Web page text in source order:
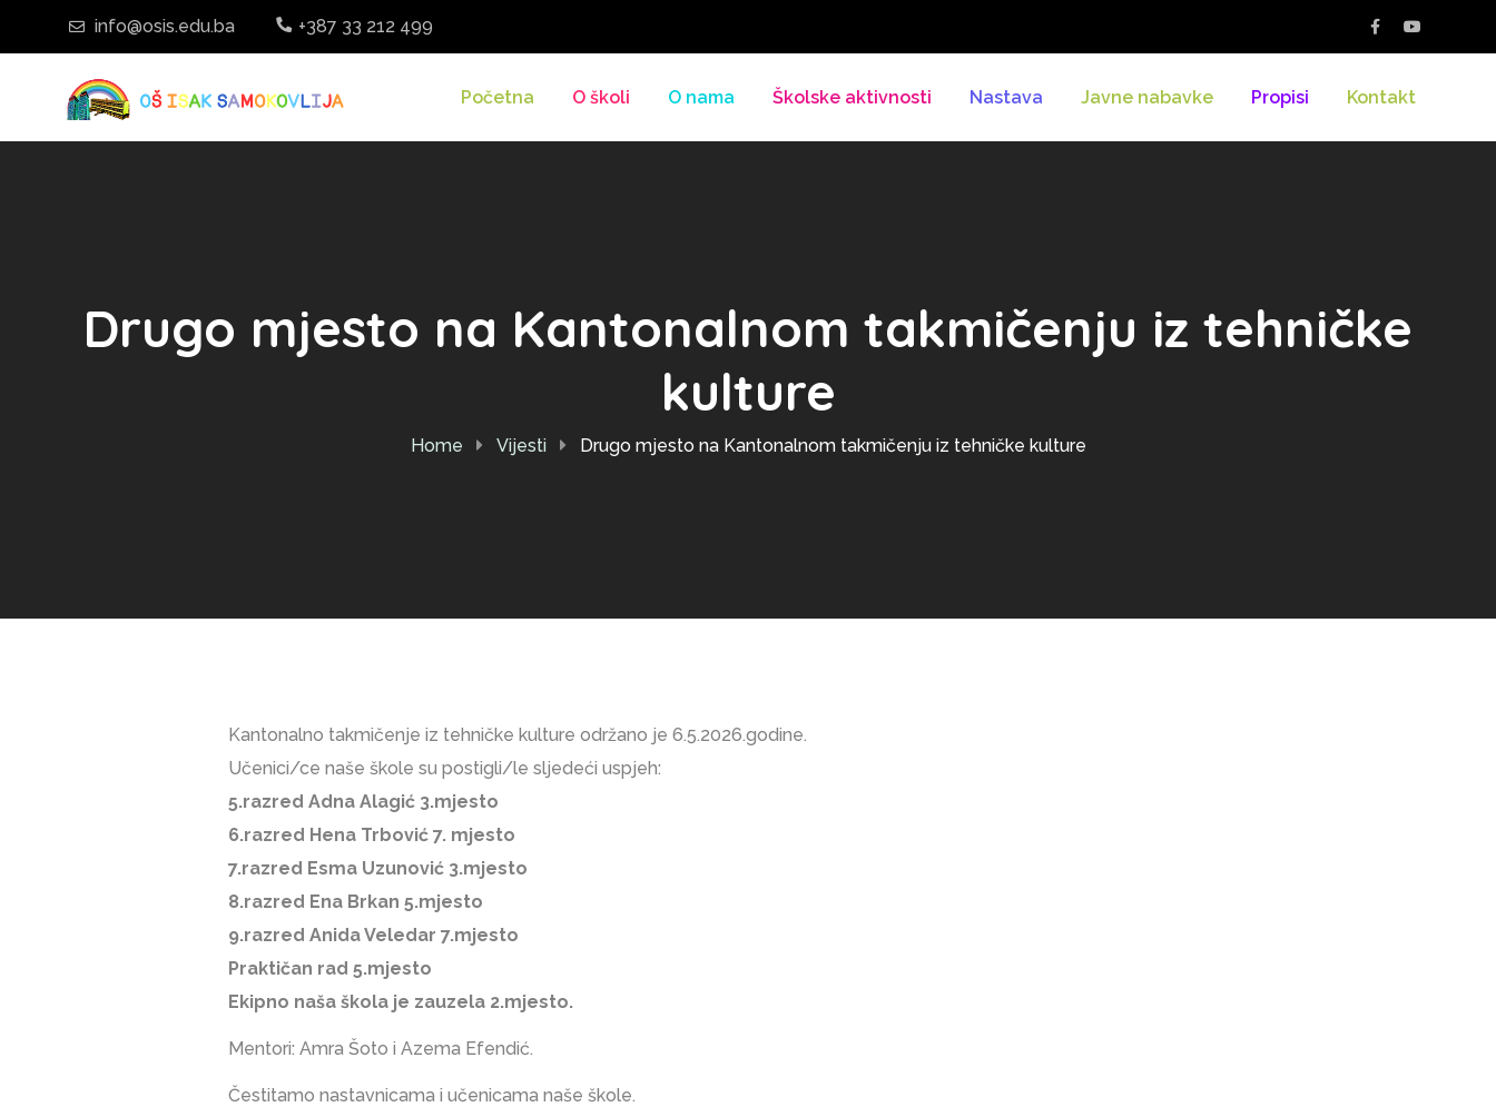
info@osis.edu.ba +387 33 212 499
Početna O školi O nama Školske aktivnosti Nastava Javne nabavke Propisi Kontakt
Drugo mjesto na Kantonalnom takmičenju iz tehničke
kulture
Home Vijesti Drugo mjesto na Kantonalnom takmičenju iz tehničke kulture
Kantonalno takmičenje iz tehničke kulture održano je 6.5.2026.godine.
Učenici/ce naše škole su postigli/le sljedeći uspjeh:
5.razred Adna Alagić 3.mjesto
6.razred Hena Trbović 7. mjesto
7.razred Esma Uzunović 3.mjesto
8.razred Ena Brkan 5.mjesto
9.razred Anida Veledar 7.mjesto
Praktičan rad 5.mjesto
Ekipno naša škola je zauzela 2.mjesto.
Mentori: Amra Šoto i Azema Efendić.
Čestitamo nastavnicama i učenicama naše škole.